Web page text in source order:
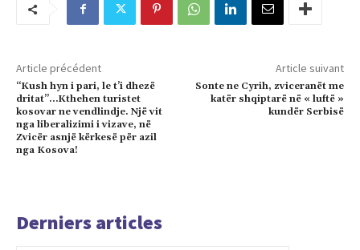
Article précédent
“Kush hyn i pari, le t’i dhezë
dritat”…Kthehen turistet
kosovar ne vendlindje. Një vit
nga liberalizimi i vizave, në
Zvicër asnjë kërkesë për azil
nga Kosova!
Article suivant
Sonte ne Cyrih, zviceranët me
katër shqiptarë në « luftë »
kundër Serbisë
Derniers articles